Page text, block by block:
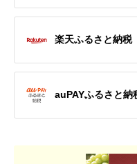
楽天ふるさと納税
auPAYふるさと納